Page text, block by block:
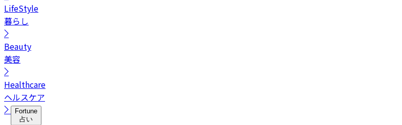
LifeStyle
暮らし
Beauty
美容
Healthcare
ヘルスケア
Fortune
占い